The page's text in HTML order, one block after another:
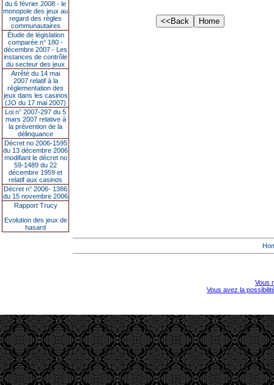
du 6 février 2008 - le
monopole des jeux au
regard des règles
communautaires
Étude de législation
comparée n° 180 -
décembre 2007 - Les
instances de contrôle
du secteur des jeux
Arrêté du 14 mai
2007 relatif à la
réglementation des
jeux dans les casinos
(JO du 17 mai 2007)
Loi n° 2007-297 du 5
mars 2007 relative à
la prévention de la
délinquance
Décret no 2006-1595
du 13 décembre 2006
modifiant le décret no
59-1489 du 22
décembre 1959 et
relatif aux casinos
Décret n° 2006- 1386
du 15 novembre 2006
Rapport Trucy
Evolution des jeux de
hasard
Vous
Vous avez la